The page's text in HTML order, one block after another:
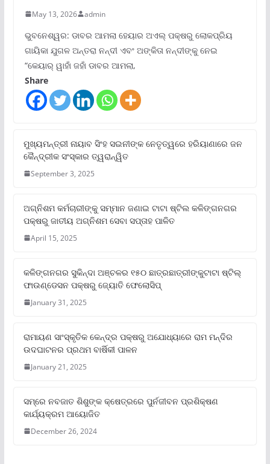
May 13, 2026 admin
ଭୁବନେଶ୍ୱର: ଡାବର ଆମଲା ହେୟାର ଅଏଲ୍ ପକ୍ଷରୁ ଲୋକପ୍ରିୟ
ଗାୟିକା ଯୁଗଳ ଅନ୍ତରା ନନ୍ଦୀ ଏବଂ ଅଙ୍କିତା ନନ୍ଦୀଙ୍କୁ ନେଇ
“କେୟାର୍ ୱାହାଁ ଜହାଁ ଡାବର ଆମଲା,
Share
ମୁଖ୍ୟମନ୍ତ୍ରୀ ନାୟାବ ସିଂହ ସଇନୀଙ୍କ ନେତୃତ୍ୱରେ ହରିୟାଣାରେ ଜନ
କୈନ୍ଦ୍ରୀକ ସଂସ୍କାର ତ୍ୱରାନ୍ୱିତ
September 3, 2025
ଅଗ୍ନିଶମ କର୍ମଚାରୀଙ୍କୁ ସମ୍ମାନ ଜଣାଇ ଟାଟା ଷ୍ଟିଲ କଳିଙ୍ଗନଗର
ପକ୍ଷରୁ ଜାତୀୟ ଅଗ୍ନିଶମ ସେବା ସପ୍ତାହ ପାଳିତ
April 15, 2025
କଳିଙ୍ଗନଗର ସୁକିନ୍ଦା ଅଞ୍ଚଳର ୧୫୦ ଛାତ୍ରଛାତ୍ରୀଙ୍କୁଟାଟା ଷ୍ଟିଲ୍
ଫାଉଣ୍ଡେସନ ପକ୍ଷରୁ ଜ୍ୟୋତି ଫେଲୋସିପ୍‌
January 31, 2025
ରାମାୟଣ ସାଂସ୍କୃତିକ କେନ୍ଦ୍ର ପକ୍ଷରୁ ଅଯୋଧ୍ୟାରେ ରାମ ମନ୍ଦିର
ଉଦଘାଟନର ପ୍ରଥମ ବାର୍ଷିକୀ ପାଳନ
January 21, 2025
ସମ୍‌ରେ ନବଜାତ ଶିଶୁଙ୍କ କ୍ଷେତ୍ରରେ ପୁର୍ନଜୀବନ ପ୍ରଶିକ୍ଷଣ
କାର୍ଯ୍ୟକ୍ରମ ଆୟୋଜିତ
December 26, 2024